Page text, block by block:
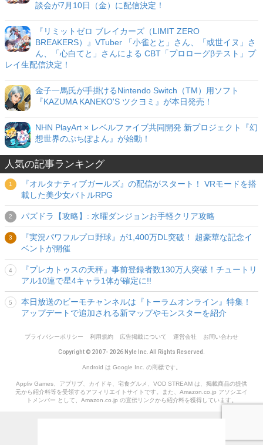
談会が7月10日（金）に配信決定！
『リミットゼロ ブレイカーズ（LIMIT ZERO
BREAKERS）』VTuber 「小雀とと」さん、「或世イヌ」さ
ん、「心白てと」さんによる CBT「プロローグβテスト」プ
レイ生配信決定！
金子一馬氏が手掛けるNintendo Switch（TM）用ソフト
『KAZUMA KANEKO'S ツクヨミ』が本日発売！
NHN PlayArt × レベルファイブ共同開発 新プロジェクト『幻
想世界のぷちぽよん』が始動！
人気の記事ランキング
『オルタナティブガールズ』の配信がスタート！ VRモードを搭
載した美少女バトルRPG
パズドラ【攻略】: 水曜ダンジョンお手軽クリア攻略
『実況パワフルプロ野球』が1,400万DL突破！ 超豪華な記念イ
ベントが開催
『プレカトゥスの天秤』事前登録者数130万人突破！チュートリ
アル10連で星4キャラ1体が確定に!!
本日放送のビーモチャンネルは『トーラムオンライン』特集！
アップデートで追加される新マップやモンスターを紹介
プライバシーポリシー 利用規約 広告掲載について 運営会社 お問い合わせ
Copyright © 2007- 2026 Nyle Inc. All Rights Reserved.
Android は Google Inc. の商標です。
Appliv Games、アプリブ、カイドキ、宅食グルメ、VOD STREAM は、掲載商品の提供
元から紹介料等を受領するアフィリエイトサイトです。また、Amazon.co.jp アソシエイ
トメンバー として、Amazon.co.jp の宣伝リンクから紹介料を獲得しています。